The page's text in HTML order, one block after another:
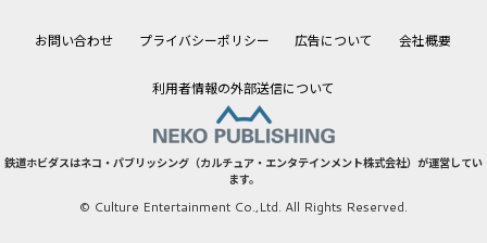
お問い合わせ プライバシーポリシー 広告について 会社概要
利用者情報の外部送信について
鉄道ホビダスはネコ・パブリッシング（カルチュア・エンタテインメント株式会社）が運営してい
ます。
© Culture Entertainment Co.,Ltd. All Rights Reserved.